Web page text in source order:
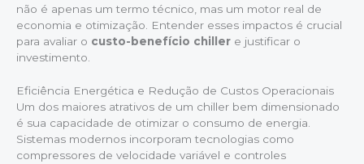
não é apenas um termo técnico, mas um motor real de
economia e otimização. Entender esses impactos é crucial
para avaliar o custo-benefício chiller e justificar o
investimento.
Eficiência Energética e Redução de Custos Operacionais
Um dos maiores atrativos de um chiller bem dimensionado
é sua capacidade de otimizar o consumo de energia.
Sistemas modernos incorporam tecnologias como
compressores de velocidade variável e controles